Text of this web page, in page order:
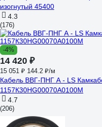
изогнутый 45400
4.3
(176)
-4%
14 420 ₽
15 051 ₽ 144.2 ₽/м
Кабель ВВГ-ПНГ А - LS
1157К30HG00070А0100М
4.7
(206)